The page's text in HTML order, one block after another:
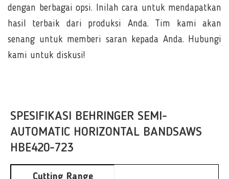
dengan berbagai opsi. Inilah cara untuk mendapatkan
hasil terbaik dari produksi Anda. Tim kami akan
senang untuk memberi saran kepada Anda. Hubungi
kami untuk diskusi!
SPESIFIKASI BEHRINGER SEMI-
AUTOMATIC HORIZONTAL BANDSAWS
HBE420-723
Cutting Range